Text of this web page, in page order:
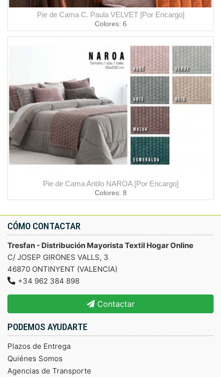
Pie de Cama C. Paula VELVET [Por Encargo]
Colores: 6
Pie de Cama Antilo NAROA [Por Encargo]
Colores: 8
CÓMO CONTACTAR
Tresfan - Distribución Mayorista Textil Hogar Online
C/ JOSEP GIRONES VALLS, 3
46870 ONTINYENT (VALENCIA)
+34 962 384 898
Contactar
PODEMOS AYUDARTE
Plazos de Entrega
Quiénes Somos
Agencias de Transporte